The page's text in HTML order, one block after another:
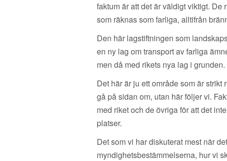
faktum är att det är väldigt viktigt.
som räknas som farliga, alltifrån
Den här lagstiftningen som
en ny lag om transport av farliga
men då med rikets nya lag i grunden.
Det här är ju ett område som är
gå på sidan om, utan här följer vi.
med riket och de övriga för att det
platser.
Det som vi har diskuterat mest när
myndighetsbestämmelserna, hur vi